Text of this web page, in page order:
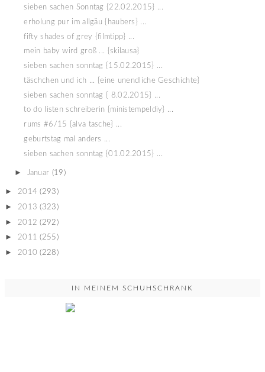
sieben sachen Sonntag {22.02.2015} ...
erholung pur im allgäu {haubers} ...
fifty shades of grey {filmtipp} ...
mein baby wird groß ... {skilausa}
sieben sachen sonntag {15.02.2015} ...
täschchen und ich ... {eine unendliche Geschichte}
sieben sachen sonntag { 8.02.2015} ...
to do listen schreiberin {ministempeldiy} ...
rums #6/15 {alva tasche} ...
geburtstag mal anders ...
sieben sachen sonntag {01.02.2015} ...
► Januar (19)
► 2014 (293)
► 2013 (323)
► 2012 (292)
► 2011 (255)
► 2010 (228)
IN MEINEM SCHUHSCHRANK